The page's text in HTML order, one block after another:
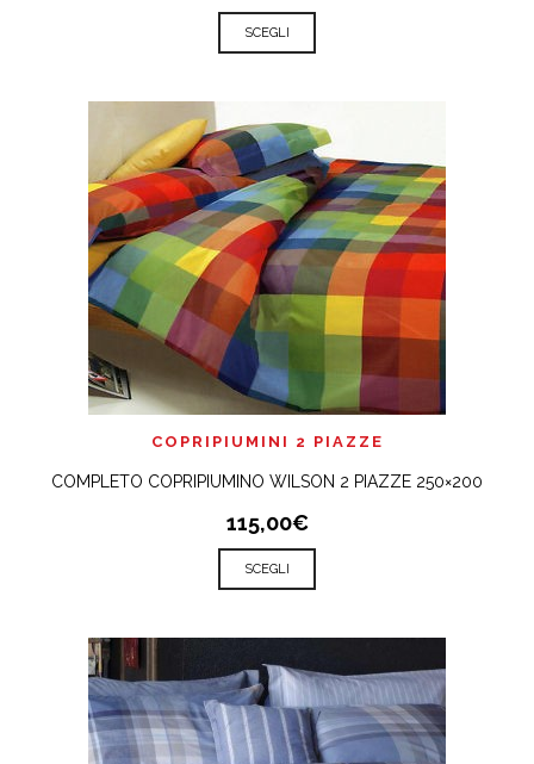
SCEGLI
COPRIPIUMINI 2 PIAZZE
COMPLETO COPRIPIUMINO WILSON 2 PIAZZE 250×200
115,00€
SCEGLI